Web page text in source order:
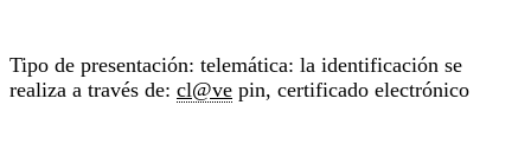
Tipo de presentación: telemática: la identificación se
realiza a través de: cl@ve pin, certificado electrónico